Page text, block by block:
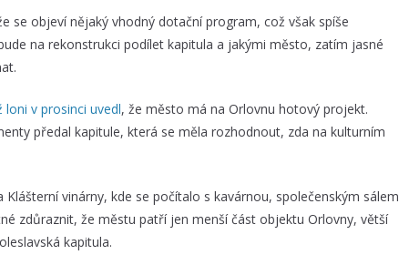
se objeví nějaký vhodný dotační program, což však spíše
na rekonstrukci podílet kapitula a jakými město, zatím jasné
loni v prosinci uvedl, že město má na Orlovnu hotový projekt.
předal kapitule, která se měla rozhodnout, zda na kulturním
vinárny, kde se počítalo s kavárnou, společenským sálem
zdůraznit, že městu patří jen menší část objektu Orlovny, větší
kapitula.